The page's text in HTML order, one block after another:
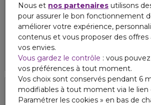
PAYOT
CRÈME N°2 CC CREAM
Soin correcteur teinté anti-rougeurs
46,00 € 4.9
PAYOT
NUE
Lait
34%
Nous et nos partenaires utilisons
pour assurer le bon fonctionnement
améliorer votre expérience,
contenus et vous proposer des offres
vos envies.
Vous gardez le contrôle : vous
vos préférences à tout moment.
Vos choix sont conservés pendant 6
modifiables à tout moment via le lien
Paramétrer les cookies » en bas de